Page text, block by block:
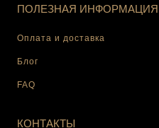
ПОЛЕЗНАЯ ИНФОРМАЦИЯ
Оплата и доставка
Блог
FAQ
КОНТАКТЫ